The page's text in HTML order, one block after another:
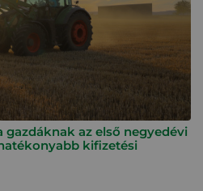
gazdáknak az első negyedévi
kifizetési